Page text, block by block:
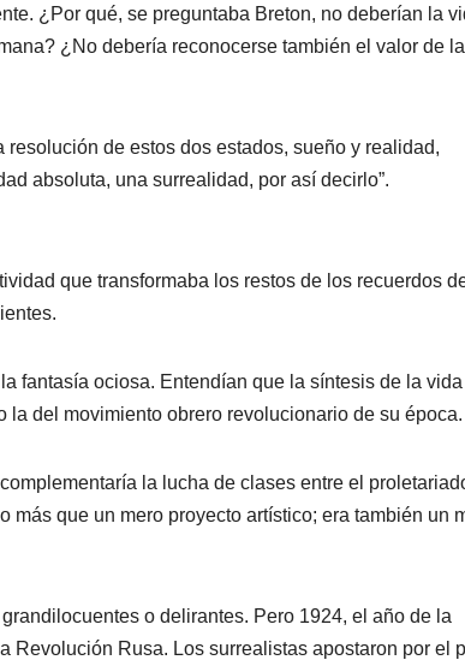
¿Por qué, se preguntaba Breton, no deberían la
¿No debería reconocerse también el valor de la
de estos dos estados, sueño y realidad,
absoluta, una surrealidad, por así decirlo”.
que transformaba los restos de los recuerdos
fantasía ociosa. Entendían que la síntesis de la vida
del movimiento obrero revolucionario de su época.
la lucha de clases entre el
que un mero proyecto artístico; era también un
o delirantes. Pero 1924, el año de la
Revolución Rusa. Los surrealistas apostaron por el